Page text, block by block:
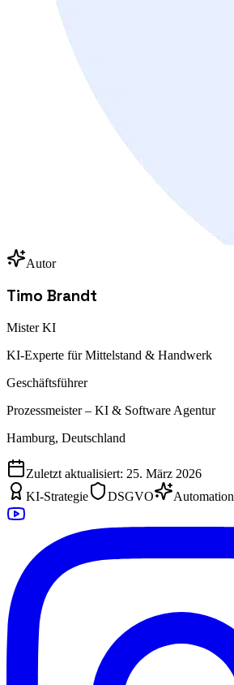
Autor
Timo Brandt
Mister KI
KI-Experte für Mittelstand & Handwerk
Geschäftsführer
Prozessmeister – KI & Software Agentur
Hamburg, Deutschland
Zuletzt aktualisiert: 25. März 2026
KI-Strategie
DSGVO Automation